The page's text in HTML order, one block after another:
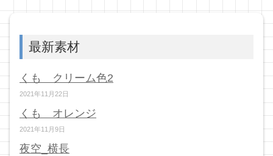
最新素材
くも クリーム色2
2021年11月22日
くも オレンジ
2021年11月9日
夜空_横長